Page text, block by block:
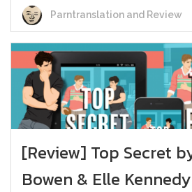
Parntranslation and Review
[Review] Top Secret
Bowen & Elle Kennedy